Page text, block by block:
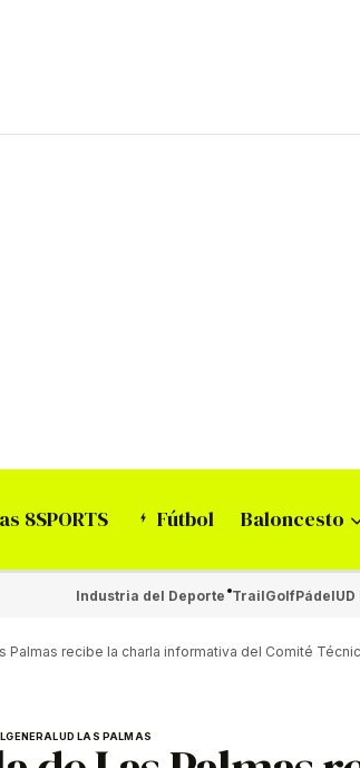
8SPORTS Fútbol Baloncesto
Industria del Deporte TrailGolfPádel
Palmas recibe la charla informativa del Comité
GENERALUD LAS PALMAS